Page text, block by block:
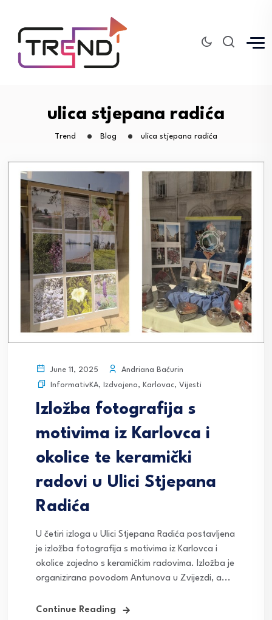
ulica stjepana radića
Trend Blog ulica stjepana radića
June 11, 2025
Andriana Baćurin
InformativKA, Izdvojeno, Karlovac, Vijesti
Izložba fotografija s
motivima iz Karlovca i
okolice te keramički
radovi u Ulici Stjepana
Radića
U četiri izloga u Ulici Stjepana Radića postavljena
je izložba fotografija s motivima iz Karlovca i
okolice zajedno s keramičkim radovima. Izložba je
organizirana povodom Antunova u Zvijezdi, a...
Continue Reading